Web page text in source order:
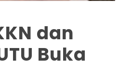
dan
Buka